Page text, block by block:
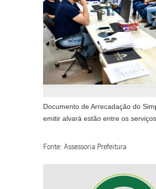
Documento de Arrecadação do
emitir alvará estão entre os
Fonte: Assessoria Prefeitura